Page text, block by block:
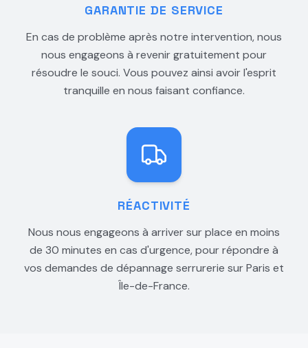
GARANTIE DE SERVICE
En cas de problème après notre intervention, nous
nous engageons à revenir gratuitement pour
résoudre le souci. Vous pouvez ainsi avoir l'esprit
tranquille en nous faisant confiance.
RÉACTIVITÉ
Nous nous engageons à arriver sur place en moins
de 30 minutes en cas d'urgence, pour répondre à
vos demandes de dépannage serrurerie sur Paris et
Île-de-France.